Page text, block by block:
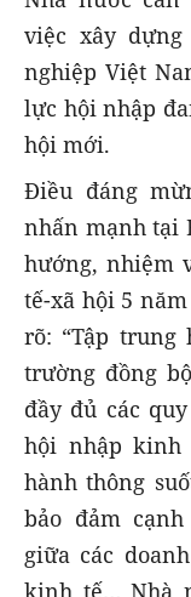
việc xây
nghiệp Việt
lực hội nhập
hội mới.
Điều đáng
nhấn mạnh tại
hướng, nhiệm
tế-xã hội 5
rõ: “Tập
trường đồng
đầy đủ các
hội nhập kinh
hành thông
bảo đảm
giữa các
kinh tế… Nhà